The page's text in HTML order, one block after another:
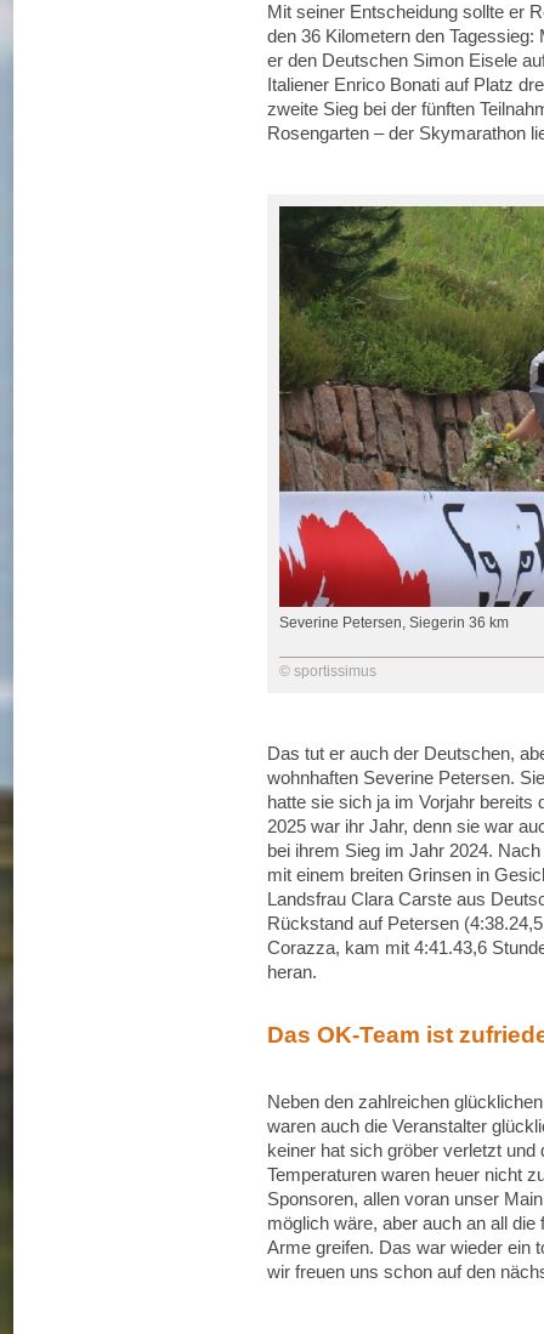
Mit seiner Entscheidung sollte er
den 36 Kilometern den
er den Deutschen Simon Eisele
Italiener Enrico Bonati auf Platz
zweite Sieg bei der fünften
Rosengarten – der Skymarathon
Severine Petersen, Siegerin 36 km
© sportissimus
Das tut er auch der Deutschen,
wohnhaften Severine Petersen.
hatte sie sich ja im Vorjahr bereits
2025 war ihr Jahr, denn sie war
bei ihrem Sieg im Jahr 2024.
mit einem breiten Grinsen in
Landsfrau Clara Carste aus
Rückstand auf Petersen
Corazza, kam mit 4:41.43,6
heran.
Das OK-Team ist
Neben den zahlreichen
waren auch die Veranstalter
keiner hat sich gröber verletzt
Temperaturen waren heuer nicht
Sponsoren, allen voran unser
möglich wäre, aber auch an all
Arme greifen. Das war wieder ein
wir freuen uns schon auf den